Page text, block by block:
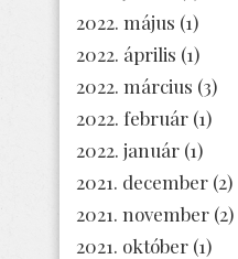
2022. május (1)
2022. április (1)
2022. március (3)
2022. február (1)
2022. január (1)
2021. december (2)
2021. november (2)
2021. október (1)